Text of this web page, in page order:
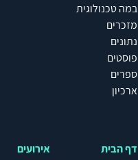
במה טכנולוגית
מזכרים
נתונים
פוסטים
ספרים
ארכיון
דף הבית אירועים